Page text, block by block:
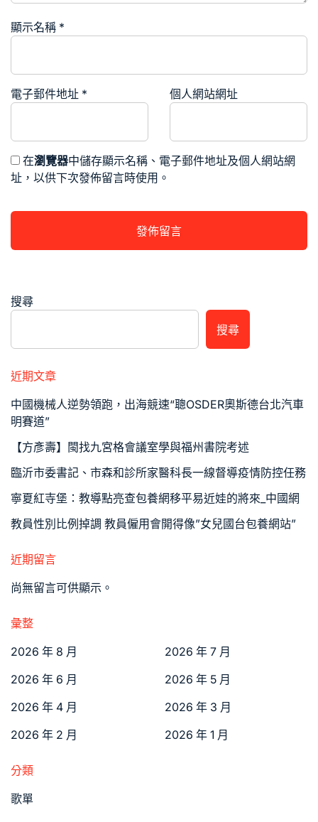
顯示名稱 *
電子郵件地址 * 個人網站網址
在瀏覽器中儲存顯示名稱、電子郵件地址及個人網站網
址，以供下次發佈留言時使用。
搜尋
搜尋
近期文章
中國機械人逆勢領跑，出海競速“聰OSDER奧斯德台北汽車
明賽道”
【方彥壽】閩找九宮格會議室學與福州書院考述
臨沂市委書記、市森和診所家醫科長一線督導疫情防控任務
寧夏紅寺堡：教導點亮查包養網移平易近娃的將來_中國網
教員性別比例掉調 教員僱用會開得像”女兒國台包養網站”
近期留言
尚無留言可供顯示。
彙整
2026 年 8 月
2026 年 7 月
2026 年 6 月
2026 年 5 月
2026 年 4 月
2026 年 3 月
2026 年 2 月
2026 年 1 月
分類
歌單